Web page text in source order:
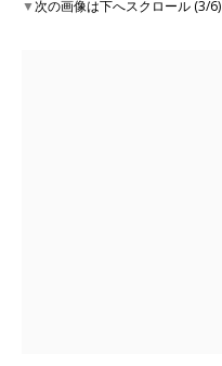
▼次の画像は下へスクロール (3/6)